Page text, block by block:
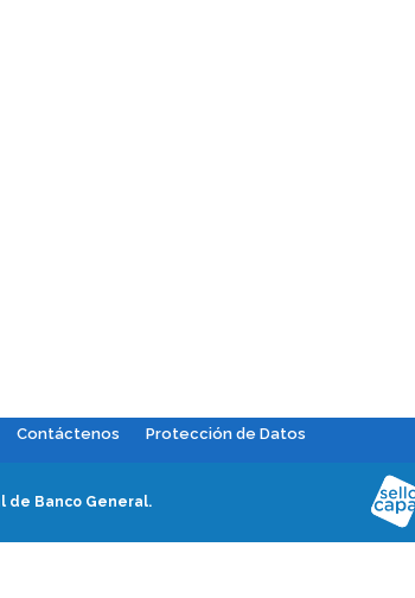
Contáctenos Protección de Datos
de Banco General.